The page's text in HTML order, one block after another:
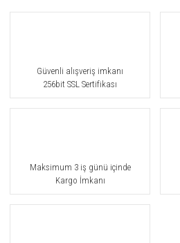
Güvenli alışveriş imkanı
256bit SSL Sertifikası
Maksimum 3 iş günü içinde
Kargo İmkanı